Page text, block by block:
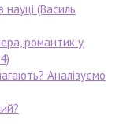
(Василь
романтик у
Аналізуємо